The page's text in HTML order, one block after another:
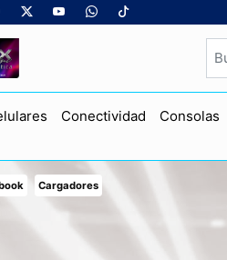
Conectividad Consolas
Cargadores